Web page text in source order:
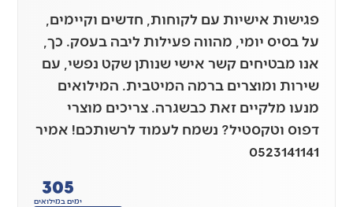
פגישות אישיות עם לקוחות, חדשים וקיימים,
על בסיס יומי, מהווה פעילות ליבה בעסק. כך,
אנו מבטיחים קשר אישי שנותן שקט נפשי, עם
שירות ומוצרים ברמה המיטבית. המילואים
מנעו מלקיים זאת כבשגרה. צריכים מוצרי
דפוס וטקסטיל? נשמח לעמוד לרשותכם! אמיר
0523141141
ימים במילואים
305